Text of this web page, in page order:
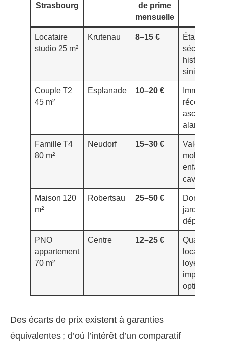
Strasbourg
de prime
mensuelle
Locataire
studio 25 m²
Krutenau 8–15 €
Étage,
sécurisée,
historique
sinistre
Couple T2
45 m²
Esplanade 10–20 €
Immeuble
récent,
ascenseur,
alarme
Famille T4
80 m²
Neudorf 15–30 €
Valeur
mobilière,
enfants,
cave/
Maison 120
m²
Robertsau 25–50 €
Domotique,
jardin,
PNO
appartement
70 m²
Centre 12–25 €
Qualité
locataire,
loyers
impayés en
option
Des écarts de prix existent à garanties
équivalentes ; d’où l’intérêt d’un comparatif